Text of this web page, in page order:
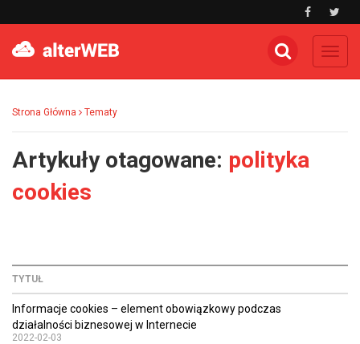
Strona Główna Tematy
Artykuły otagowane: polityka
cookies
TYTUŁ
Informacje cookies – element obowiązkowy podczas
działalności biznesowej w Internecie
2022-02-03